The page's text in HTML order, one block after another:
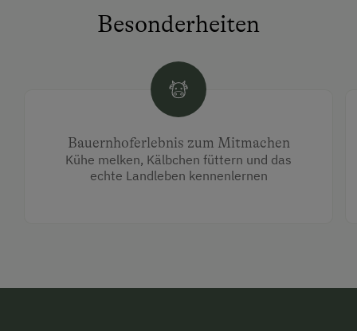
Besonderheiten
Bauernhoferlebnis zum Mitmachen
Kühe melken, Kälbchen füttern und das
echte Landleben kennenlernen